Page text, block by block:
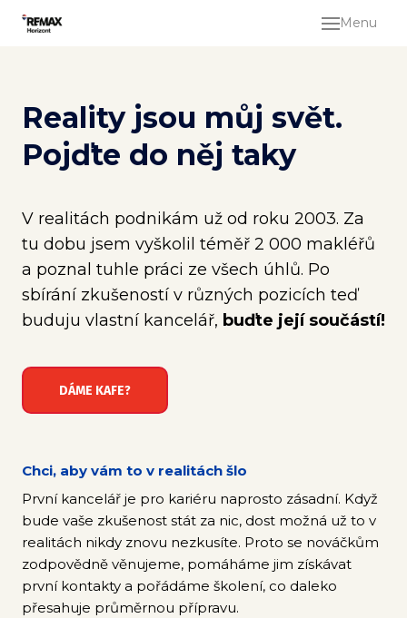
Menu
bez
Reality jsou můj svět.
Pojďte do něj taky
V realitách podnikám už od roku 2003. Za
tu dobu jsem vyškolil téměř 2 000 makléřů
a poznal tuhle práci ze všech úhlů. Po
sbírání zkušeností v různých pozicích teď
buduju vlastní kancelář, buďte její součástí!
DÁME KAFE?
Chci, aby vám to v realitách šlo
První kancelář je pro kariéru naprosto zásadní. Když
bude vaše zkušenost stát za nic, dost možná už to v
realitách nikdy znovu nezkusíte. Proto se nováčkům
zodpovědně věnujeme, pomáháme jim získávat
první kontakty a pořádáme školení, co daleko
přesahuje průměrnou přípravu.